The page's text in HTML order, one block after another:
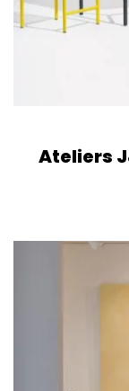
Ateliers